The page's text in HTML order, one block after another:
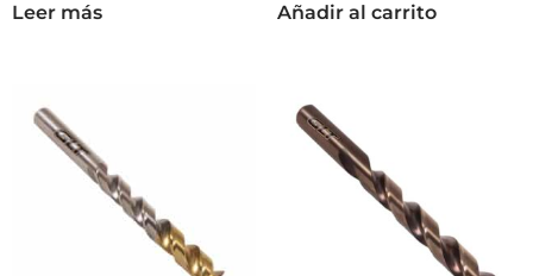
Leer más Añadir al carrito